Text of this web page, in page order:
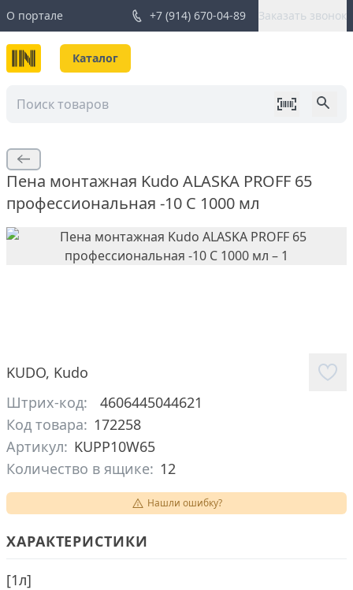
О портале +7 (914) 670-04-89 Заказать звонок
Каталог
Пена монтажная Kudo ALASKA PROFF 65
профессиональная -10 C 1000 мл
KUDO, Kudo
Штрих-код:
4606445044621
Код товара: 172258
Артикул: KUPP10W65
Количество в ящике: 12
Нашли ошибку?
ХАРАКТЕРИСТИКИ
[1л]